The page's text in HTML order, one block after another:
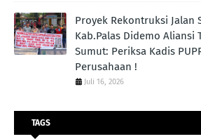
Proyek Rekontruksi Jalan
Kab.Palas Didemo Aliansi
Sumut: Periksa Kadis
Perusahaan !
Juli 16, 2026
TAGS